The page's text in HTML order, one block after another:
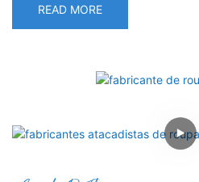
READ MORE